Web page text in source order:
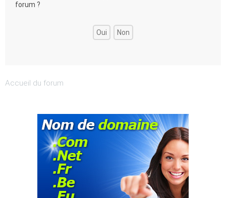
forum ?
Accueil du forum